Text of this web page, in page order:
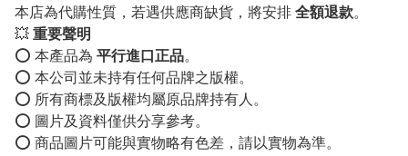
本店為代購性質，若遇供應商缺貨，將安排 全額退款。
💥 重要聲明
⭕️ 本產品為 平行進口正品。
⭕️ 本公司並未持有任何品牌之版權。
⭕️ 所有商標及版權均屬原品牌持有人。
⭕️ 圖片及資料僅供分享參考。
⭕️ 商品圖片可能與實物略有色差，請以實物為準。